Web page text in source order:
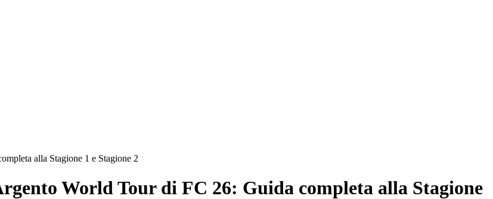
alla Stagione 1 e Stagione 2
World Tour di FC 26: Guida completa alla Stagione